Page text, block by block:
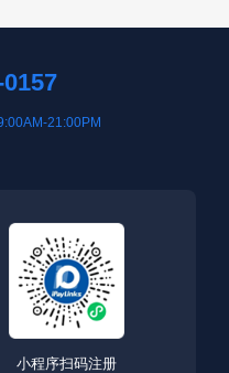
21:00PM
小程序扫码注册